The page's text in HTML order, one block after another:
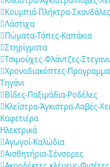
Κουμπιά-Πλήκτρα-
Λάστιχα
Πώματα-Τάπες-Καπάκια
Στηρίγματα
Τσιμούχες-Φλάντζες-
Χρονοδιακόπτες-
Τηγάνι
Βίδες-Παξιμάδια-Ροδέλες
Κλείστρα-Άγκιστρα-Λαβές-
Καφετιέρα
Ηλεκτρικά
Αγωγοί-Καλώδια
Αισθητήρια-Σένσορες